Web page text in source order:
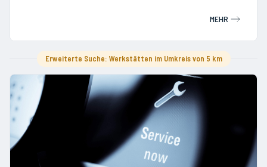
MEHR
Erweiterte Suche: Werkstätten im Umkreis von 5 km